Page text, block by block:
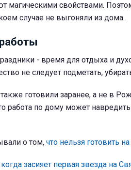
магическими свойствами.
случае не выгоняли из дома.
- время для отдыха и
не следует подметать,
готовили заранее, а не в
работа по дому может
о том, что нельзя готовить
когда засияет первая звезда на